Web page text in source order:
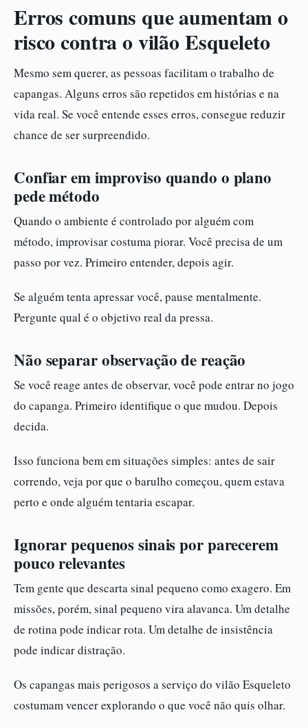
Erros comuns que aumentam o
risco contra o vilão Esqueleto
Mesmo sem querer, as pessoas facilitam o trabalho de
capangas. Alguns erros são repetidos em histórias e na
vida real. Se você entende esses erros, consegue reduzir
chance de ser surpreendido.
Confiar em improviso quando o plano
pede método
Quando o ambiente é controlado por alguém com
método, improvisar costuma piorar. Você precisa de um
passo por vez. Primeiro entender, depois agir.
Se alguém tenta apressar você, pause mentalmente.
Pergunte qual é o objetivo real da pressa.
Não separar observação de reação
Se você reage antes de observar, você pode entrar no jogo
do capanga. Primeiro identifique o que mudou. Depois
decida.
Isso funciona bem em situações simples: antes de sair
correndo, veja por que o barulho começou, quem estava
perto e onde alguém tentaria escapar.
Ignorar pequenos sinais por parecerem
pouco relevantes
Tem gente que descarta sinal pequeno como exagero. Em
missões, porém, sinal pequeno vira alavanca. Um detalhe
de rotina pode indicar rota. Um detalhe de insistência
pode indicar distração.
Os capangas mais perigosos a serviço do vilão Esqueleto
costumam vencer explorando o que você não quis olhar.